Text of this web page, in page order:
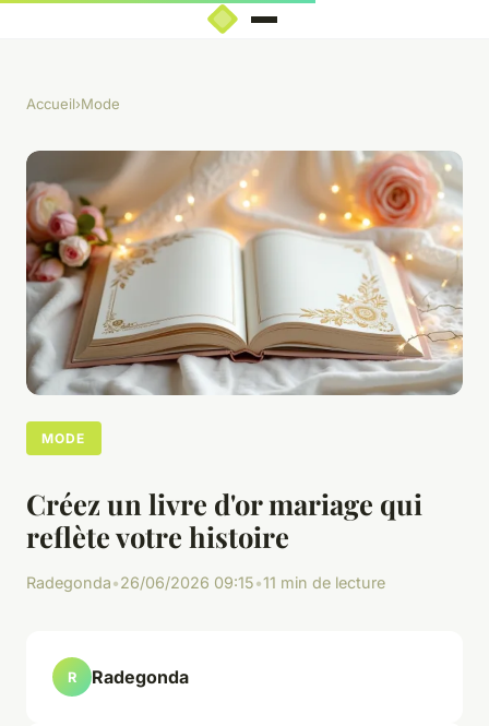
Accueil›Mode
MODE
Créez un livre d'or mariage qui
reflète votre histoire
Radegonda•26/06/2026 09:15•11 min de lecture
R Radegonda